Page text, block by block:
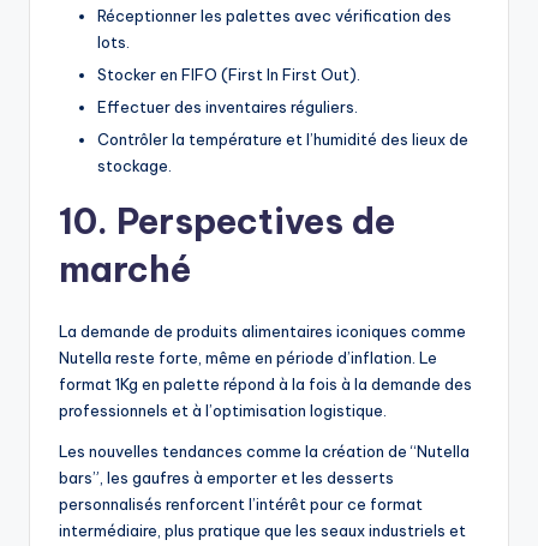
Réceptionner les palettes avec vérification des
lots.
Stocker en FIFO (First In First Out).
Effectuer des inventaires réguliers.
Contrôler la température et l’humidité des lieux de
stockage.
10. Perspectives de
marché
La demande de produits alimentaires iconiques comme
Nutella reste forte, même en période d’inflation. Le
format 1Kg en palette répond à la fois à la demande des
professionnels et à l’optimisation logistique.
Les nouvelles tendances comme la création de “Nutella
bars”, les gaufres à emporter et les desserts
personnalisés renforcent l’intérêt pour ce format
intermédiaire, plus pratique que les seaux industriels et